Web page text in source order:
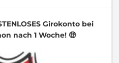
Girokonto bei
nach 1 Woche! 🤑